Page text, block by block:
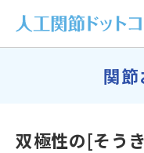
関
双極性の[そう